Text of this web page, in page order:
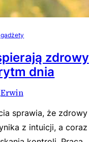
zdrowy
dnia
Erwin
sprawia, że zdrowy
z intuicji, a coraz